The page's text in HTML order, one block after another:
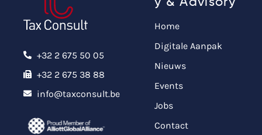
+32 2 675 50 05
+32 2 675 38 88
info@taxconsult.be
Home
Digitale Aanpak
Nieuws
Events
Jobs
Contact